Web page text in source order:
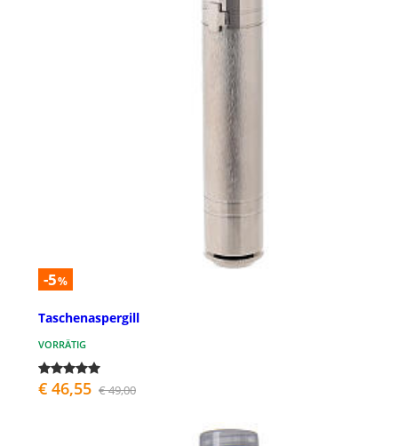
-5%
Taschenaspergill
VORRÄTIG
€ 46,55 € 49,00